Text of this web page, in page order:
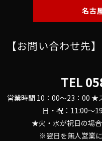
名古
【お問い合わせ先
TEL
営業時間 10：00～23：00 ★
日・祝：11:00～
★火・水が祝日の場
※翌日を無人営業